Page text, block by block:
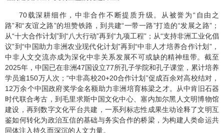
70载深耕细作，中非合作不断提质升级。从被誉为“自由之
路”和“友谊之路”的坦赞铁路，到共建“一带一路”打造的“发展之路”；
从“十大合作计划”到“八大行动”再到“九项工程”；从“支持非洲工业化倡
议”到“中国助力非洲农业现代化计划”再到“中非人才培养合作计划”，
中非人文交流亦成为深化中非关系发展不可或缺的精神纽带。截至
2025年，中国已在非洲47国设立77所孔子学院和孔子课堂，累计培养
学员逾150万人次；“中非高校20+20合作计划”促成百余对高校结对，
12万余个中国政府奖学金名额助力非洲培育栋梁之才。从中肯旧石器
时代联合考古，到毛里求斯中国文化中心、塞内加尔黑人文明博物馆
建设，再到数字文化平台共建，一系列标志性成果生动诠释了文明互
鉴如何转化为政治互信的基础与务实合作的桥梁，为构建人类命运共
同体注入持久而深沉的人文力量。